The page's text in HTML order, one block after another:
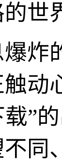
世
炸
动
载”
同